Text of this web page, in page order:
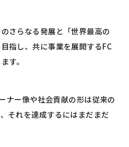
さらなる発展と「世界最高の
指し、共に事業を展開するFC
す。
ナー像や社会貢献の形は従来の
それを達成するにはまだまだ